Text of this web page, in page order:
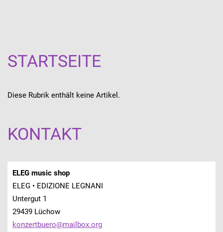
STARTSEITE
Diese Rubrik enthält keine Artikel.
KONTAKT
ELEG music shop
ELEG • EDIZIONE LEGNANI
Untergut 1
29439 Lüchow
konzertbuero@mai lbox.org